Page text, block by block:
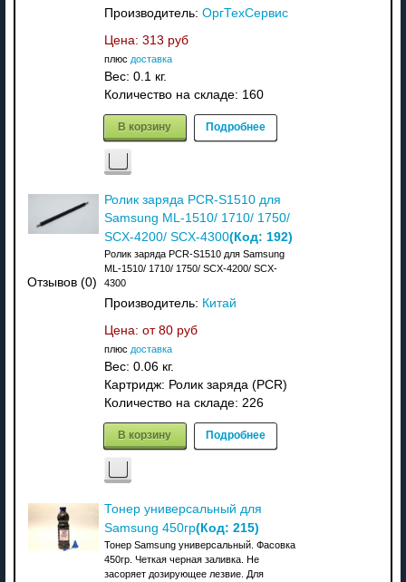
Производитель: ОргТехСервис
Цена: 313 руб
плюс доставка
Вес: 0.1 кг.
Количество на складе: 160
В корзину Подробнее
Отзывов (0)
Ролик заряда PCR-S1510 для
Samsung ML-1510/ 1710/ 1750/
SCX-4200/ SCX-4300(Код: 192)
Ролик заряда PCR-S1510 для Samsung
ML-1510/ 1710/ 1750/ SCX-4200/ SCX-
4300
Производитель: Китай
Цена: от 80 руб
плюс доставка
Вес: 0.06 кг.
Картридж: Ролик заряда (PCR)
Количество на складе: 226
В корзину Подробнее
Тонер универсальный для
Samsung 450гр(Код: 215)
Тонер Samsung универсальный. Фасовка
450гр. Четкая черная заливка. Не
засоряет дозирующее лезвие. Для